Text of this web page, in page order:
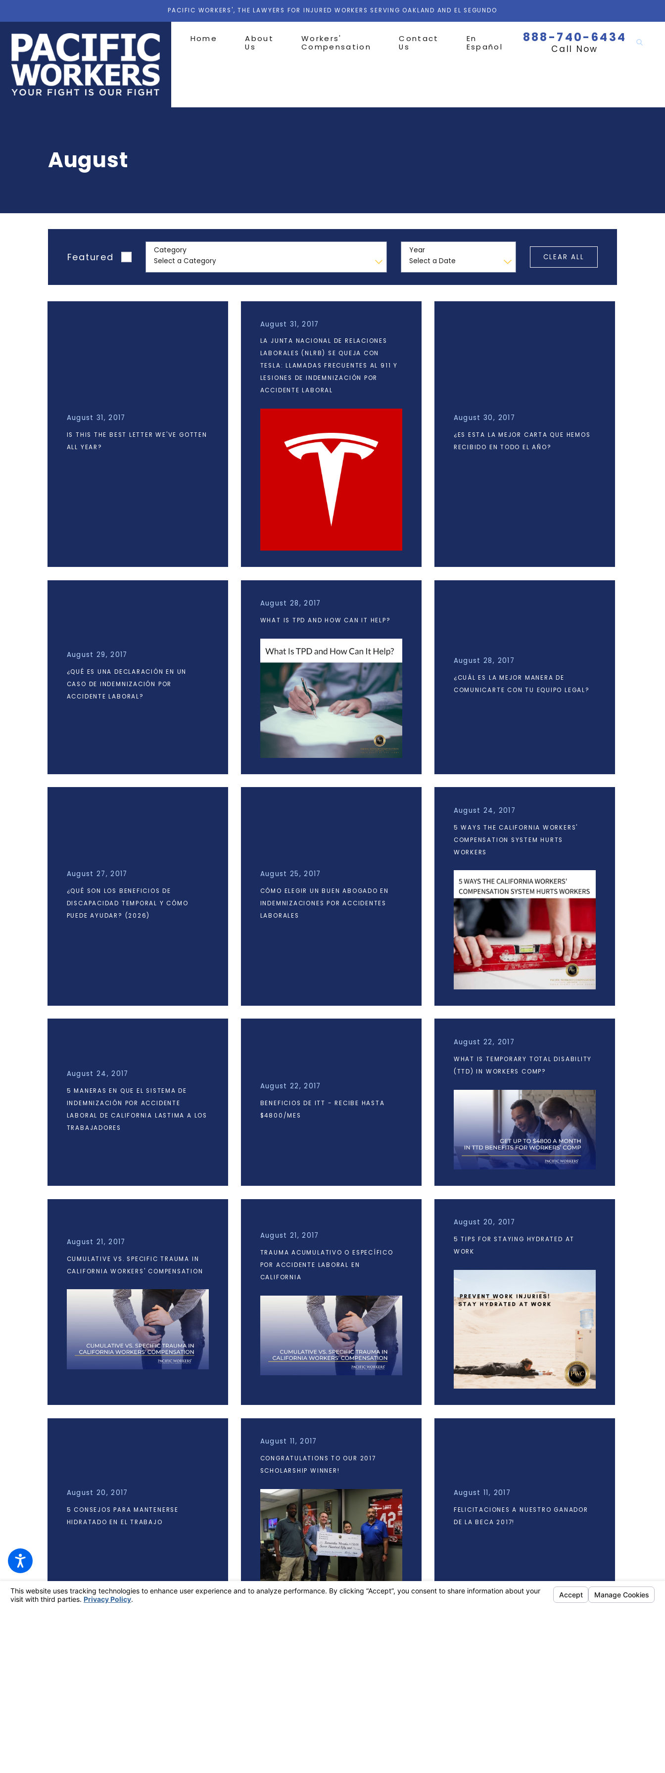
PACIFIC WORKERS', THE LAWYERS FOR INJURED WORKERS SERVING OAKLAND AND EL SEGUNDO
Home
About
Us
Workers'
Compensation
Contact
Us
En
Español
888-740-6434
Call Now
August
Featured
Category Year
CLEAR ALL
August 31, 2017
IS THIS THE BEST LETTER WE'VE GOTTEN
ALL YEAR?
August 31, 2017
LA JUNTA NACIONAL DE RELACIONES
LABORALES (NLRB) SE QUEJA CON
TESLA: LLAMADAS FRECUENTES AL 911 Y
LESIONES DE INDEMNIZACIÓN POR
ACCIDENTE LABORAL
August 30, 2017
¿ES ESTA LA MEJOR CARTA QUE HEMOS
RECIBIDO EN TODO EL AÑO?
August 29, 2017
¿QUÉ ES UNA DECLARACIÓN EN UN
CASO DE INDEMNIZACIÓN POR
ACCIDENTE LABORAL?
August 28, 2017
WHAT IS TPD AND HOW CAN IT HELP?
August 28, 2017
¿CUÁL ES LA MEJOR MANERA DE
COMUNICARTE CON TU EQUIPO LEGAL?
August 27, 2017
¿QUÉ SON LOS BENEFICIOS DE
DISCAPACIDAD TEMPORAL Y CÓMO
PUEDE AYUDAR? (2026)
August 25, 2017
CÓMO ELEGIR UN BUEN ABOGADO EN
INDEMNIZACIONES POR ACCIDENTES
LABORALES
August 24, 2017
5 WAYS THE CALIFORNIA WORKERS'
COMPENSATION SYSTEM HURTS
WORKERS
August 24, 2017
5 MANERAS EN QUE EL SISTEMA DE
INDEMNIZACIÓN POR ACCIDENTE
LABORAL DE CALIFORNIA LASTIMA A LOS
TRABAJADORES
August 22, 2017
BENEFICIOS DE ITT - RECIBE HASTA
$4800/MES
August 22, 2017
WHAT IS TEMPORARY TOTAL DISABILITY
(TTD) IN WORKERS COMP?
August 21, 2017
CUMULATIVE VS. SPECIFIC TRAUMA IN
CALIFORNIA WORKERS' COMPENSATION
August 21, 2017
TRAUMA ACUMULATIVO O ESPECÍFICO
POR ACCIDENTE LABORAL EN
CALIFORNIA
August 20, 2017
5 TIPS FOR STAYING HYDRATED AT
WORK
August 20, 2017
5 CONSEJOS PARA MANTENERSE
HIDRATADO EN EL TRABAJO
August 11, 2017
CONGRATULATIONS TO OUR 2017
SCHOLARSHIP WINNER!
August 11, 2017
FELICITACIONES A NUESTRO GANADOR
DE LA BECA 2017!